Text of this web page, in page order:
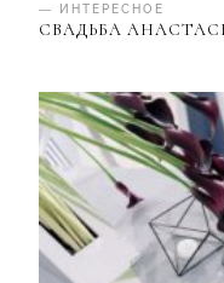
— ИНТЕРЕСНОЕ
СВАДЬБА